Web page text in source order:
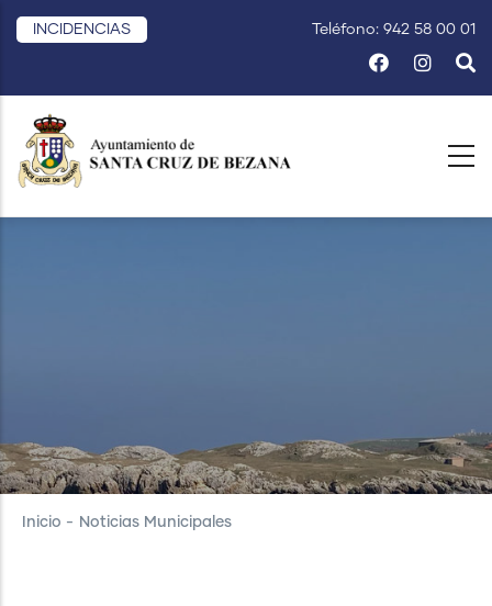
Pasar
principal
INCIDENCIAS Teléfono: 942 58 00 01
Inicio - Noticias Municipales